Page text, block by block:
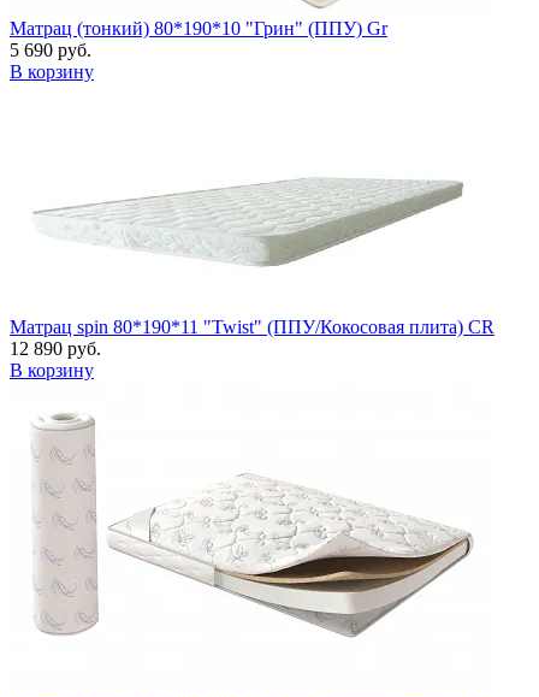
Матрац (тонкий) 80*190*10 "Грин" (ППУ) Gr
5 690 руб.
В корзину
Матрац spin 80*190*11 "Twist" (ППУ/Кокосовая плита) CR
12 890 руб.
В корзину